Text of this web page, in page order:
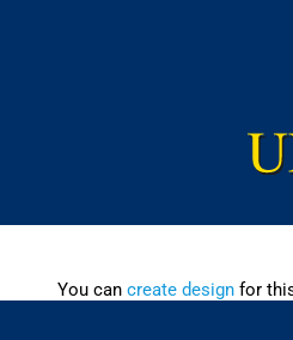
You can create designfor this